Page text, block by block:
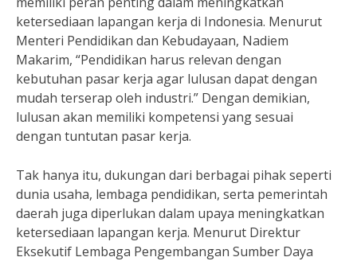
ketersediaan lapangan kerja di Indonesia. Menurut
Menteri Pendidikan dan Kebudayaan, Nadiem
Makarim, “Pendidikan harus relevan dengan
kebutuhan pasar kerja agar lulusan dapat dengan
mudah terserap oleh industri.” Dengan demikian,
lulusan akan memiliki kompetensi yang sesuai
dengan tuntutan pasar kerja.
Tak hanya itu, dukungan dari berbagai pihak seperti
dunia usaha, lembaga pendidikan, serta pemerintah
daerah juga diperlukan dalam upaya meningkatkan
ketersediaan lapangan kerja. Menurut Direktur
Eksekutif Lembaga Pengembangan Sumber Daya